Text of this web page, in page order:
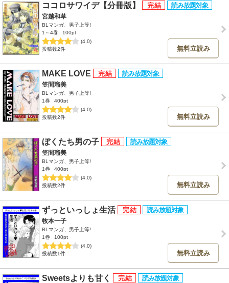
ココロサワイデ【分冊版】
宮越和草
BLマンガ、男子上等!
1～4巻
100pt
(4.0)
投稿数2件
無料立読み
MAKE LOVE
笠間瑠美
BLマンガ、男子上等!
1巻
400pt
(4.0)
投稿数2件
無料立読み
ぼくたち男の子
笠間瑠美
BLマンガ、男子上等!
1巻
400pt
(4.0)
投稿数2件
無料立読み
ずっといっしょ生活
牧本一子
BLマンガ、男子上等!
1巻
100pt
(4.0)
投稿数1件
無料立読み
Sweetsよりも甘く